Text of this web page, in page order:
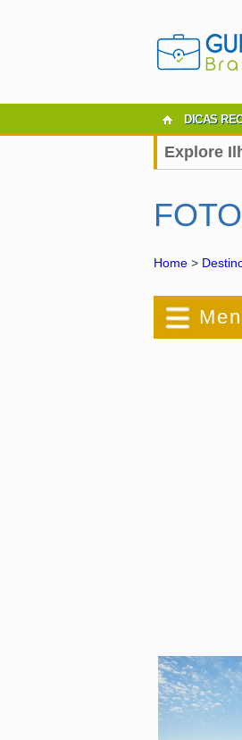
DICAS
Explore
Home >